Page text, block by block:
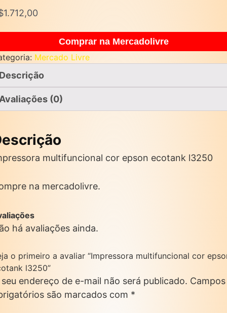
1.712,00
Comprar na Mercadolivre
Mercado Livre
(0)
multifuncional cor epson ecotank l3250
na mercadolivre.
há avaliações ainda.
o primeiro a avaliar “Impressora multifuncional cor
l3250”
seu endereço de e-mail não será publicado. Campos
são marcados com *